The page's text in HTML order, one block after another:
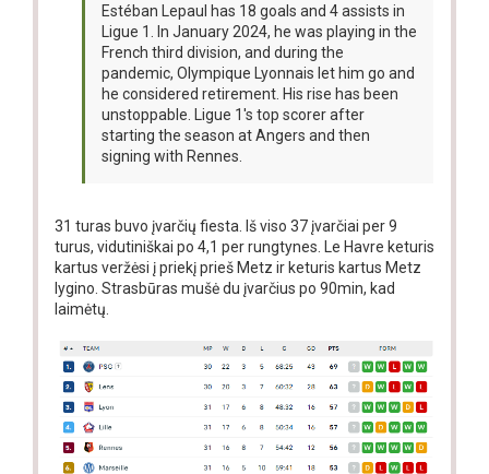
Estéban Lepaul has 18 goals and 4 assists in
Ligue 1. In January 2024, he was playing in the
French third division, and during the
pandemic, Olympique Lyonnais let him go and
he considered retirement. His rise has been
unstoppable. Ligue 1's top scorer after
starting the season at Angers and then
signing with Rennes.
31 turas buvo įvarčių fiesta. Iš viso 37 įvarčiai per 9
turus, vidutiniškai po 4,1 per rungtynes. Le Havre keturis
kartus veržėsi į priekį prieš Metz ir keturis kartus Metz
lygino. Strasbūras mušė du įvarčius po 90min, kad
laimėtų.